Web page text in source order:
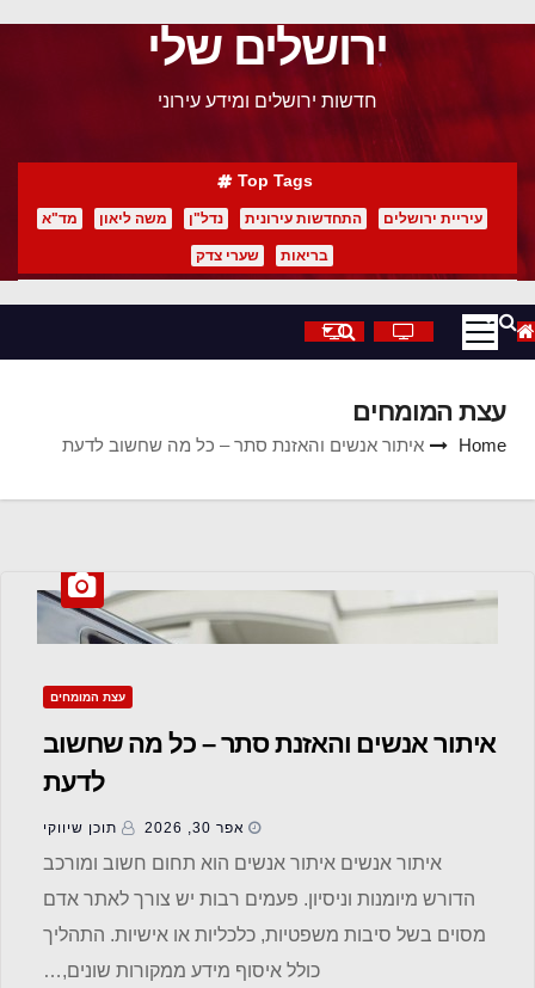
ירושלים שלי
חדשות ירושלים ומידע עירוני
Top Tags
עיריית ירושלים התחדשות עירונית נדל"ן משה ליאון מד"א
בריאות שערי צדק
עצת המומחים
Home איתור אנשים והאזנת סתר – כל מה שחשוב לדעת
עצת המומחים
איתור אנשים והאזנת סתר – כל מה שחשוב
לדעת
אפר 30, 2026 תוכן שיווקי
איתור אנשים איתור אנשים הוא תחום חשוב ומורכב
הדורש מיומנות וניסיון. פעמים רבות יש צורך לאתר אדם
מסוים בשל סיבות משפטיות, כלכליות או אישיות. התהליך
כולל איסוף מידע ממקורות שונים,…